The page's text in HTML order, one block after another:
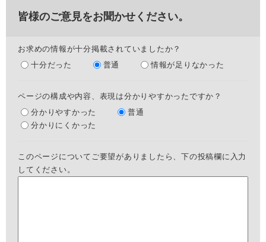
皆様のご意見をお聞かせください。
お求めの情報が十分掲載されていましたか？
十分だった
普通 情報が足りなかった
ページの構成や内容、表現は分かりやすかったですか？
分かりやすかった
普通
分かりにくかった
このページについてご要望がありましたら、下の投稿欄に入力
してください。